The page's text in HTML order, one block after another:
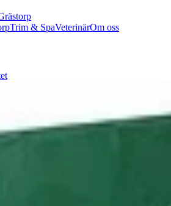
Trim & SpaVeterinärOm oss